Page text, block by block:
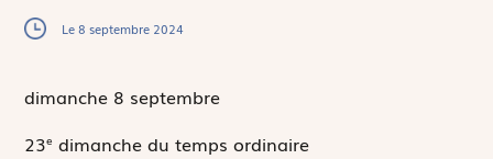
Le 8 septembre 2024
dimanche 8 septembre
23e dimanche du temps ordinaire